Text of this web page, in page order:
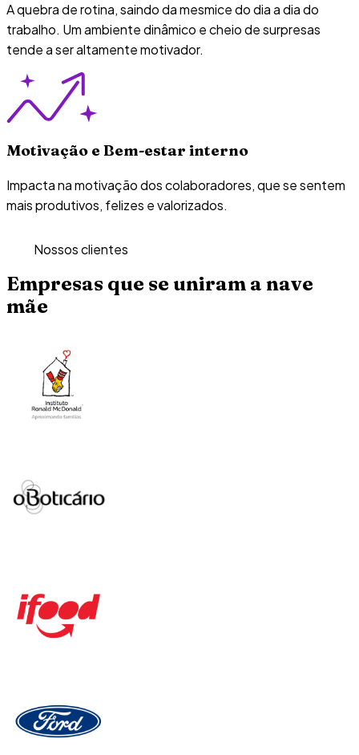
A quebra de rotina, saindo da mesmice do dia a dia do
trabalho. Um ambiente dinâmico e cheio de surpresas
tende a ser altamente motivador.
Motivação e Bem-estar interno
Impacta na motivação dos colaboradores, que se sentem
mais produtivos, felizes e valorizados.
Nossos clientes
Empresas que se uniram a nave
mãe